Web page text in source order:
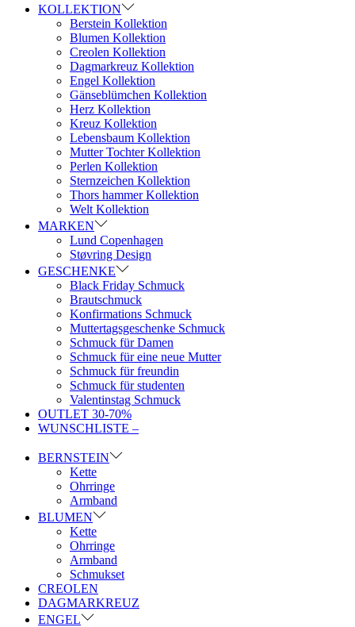
KOLLEKTION
Berstein Kollektion
Blumen Kollektion
Creolen Kollektion
Dagmarkreuz Kollektion
Engel Kollektion
Gänseblümchen Kollektion
Herz Kollektion
Kreuz Kollektion
Lebensbaum Kollektion
Mutter Tochter Kollektion
Perlen Kollektion
Sternzeichen Kollektion
Thors hammer Kollektion
Welt Kollektion
MARKEN
Lund Copenhagen
Støvring Design
GESCHENKE
Black Friday Schmuck
Brautschmuck
Konfirmations Schmuck
Muttertagsgeschenke Schmuck
Schmuck für Damen
Schmuck für eine neue Mutter
Schmuck für freundin
Schmuck für studenten
Valentinstag Schmuck
OUTLET 30-70%
WUNSCHLISTE –
BERNSTEIN
Kette
Ohrringe
Armband
BLUMEN
Kette
Ohrringe
Armband
Schmukset
CREOLEN
DAGMARKREUZ
ENGEL